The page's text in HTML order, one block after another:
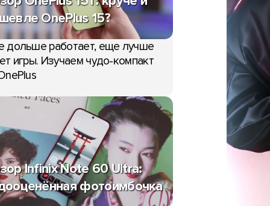
OnePlus 15?
дольше работает, еще лучше
игры. Изучаем чудо-компакт
Infinix Note 60 Ultra:
фотоимбочка